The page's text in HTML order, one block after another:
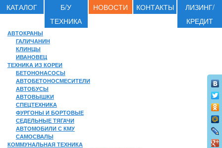
КАТАЛОГ
Б/У
ТЕХНИКА
НОВОСТИ КОНТАКТЫ
ЛИЗИНГ/
КРЕДИТ
АВТОКРАНЫ
ГАЛИЧАНИН
КЛИНЦЫ
ИВАНОВЕЦ
ТЕХНИКА ИЗ КОРЕИ
БЕТОНОНАСОСЫ
АВТОБЕТОНОСМЕСИТЕЛИ
АВТОБУСЫ
АВТОВЫШКИ
СПЕЦТЕХНИКА
ФУРГОНЫ И БОРТОВЫЕ
СЕДЕЛЬНЫЕ ТЯГАЧИ
АВТОМОБИЛИ С КМУ
САМОСВАЛЫ
КОММУНАЛЬНАЯ ТЕХНИКА